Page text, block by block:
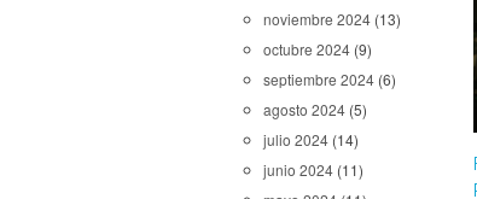
noviembre 2024 (13)
octubre 2024 (9)
septiembre 2024 (6)
agosto 2024 (5)
julio 2024 (14)
junio 2024 (11)